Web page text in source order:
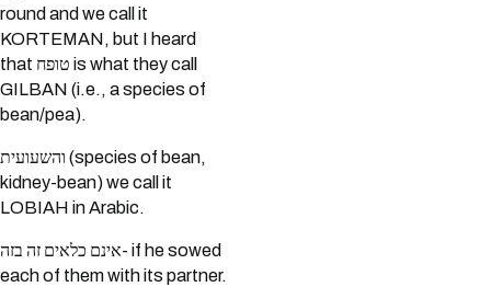
round and we call it
KORTEMAN, but I heard
that טופח is what they call
GILBAN (i.e., a species of
bean/pea).
והשעועית (species of bean,
kidney-bean) we call it
LOBIAH in Arabic.
אינם כלאים זה בזה- if he sowed
each of them with its partner.